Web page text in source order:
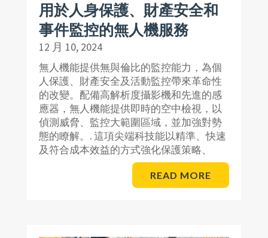
用於人身保護、財產安全和
事件監控的無人機服務
12 月 10, 2024
無人機能提供無與倫比的監控能力，為個
人保護、財產安全及活動監控帶來革命性
的改變。配備高解析度攝影機和先進的感
應器，無人機能提供即時的空中檢視，以
偵測威脅、監控大範圍區域，並加強對勢
態的瞭解。. 這項尖端科技能以精準、快速
及符合成本效益的方式強化保護策略、
READ MORE